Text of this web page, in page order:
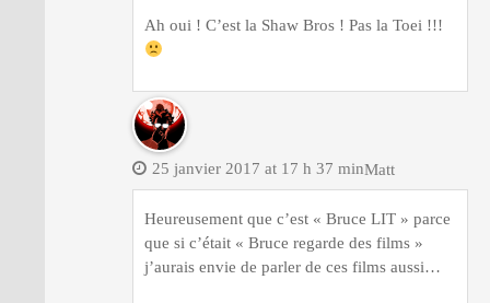
Ah oui ! C’est la Shaw Bros ! Pas la Toei !!!
Matt
25 janvier 2017 at 17 h 37 min
Heureusement que c’est « Bruce LIT » parce
que si c’était « Bruce regarde des films »
j’aurais envie de parler de ces films aussi…